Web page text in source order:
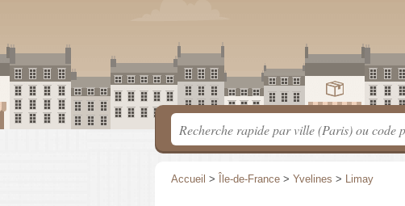
Accueil > Île-de-France > Yvelines > Limay